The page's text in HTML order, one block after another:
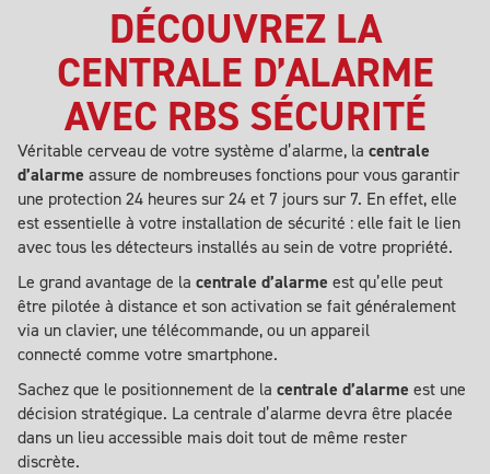
DÉCOUVREZ LA
CENTRALE D’ALARME
AVEC RBS SÉCURITÉ
Véritable cerveau de votre système d’alarme, la centrale
d’alarme assure de nombreuses fonctions pour vous garantir
une protection 24 heures sur 24 et 7 jours sur 7. En effet, elle
est essentielle à votre installation de sécurité : elle fait le lien
avec tous les détecteurs installés au sein de votre propriété.
Le grand avantage de la centrale d’alarme est qu’elle peut
être pilotée à distance et son activation se fait généralement
via un clavier, une télécommande, ou un appareil
connecté comme votre smartphone.
Sachez que le positionnement de la centrale d’alarme est une
décision stratégique. La centrale d’alarme devra être placée
dans un lieu accessible mais doit tout de même rester
discrète.